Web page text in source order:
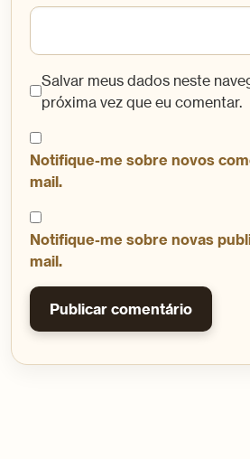
Salvar meus dados neste
próxima vez que eu comentar.
Notifique-me sobre novos
mail.
Notifique-me sobre novas
mail.